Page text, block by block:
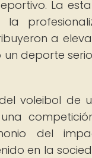
La
a
un deporte
voleibol de
del
en la